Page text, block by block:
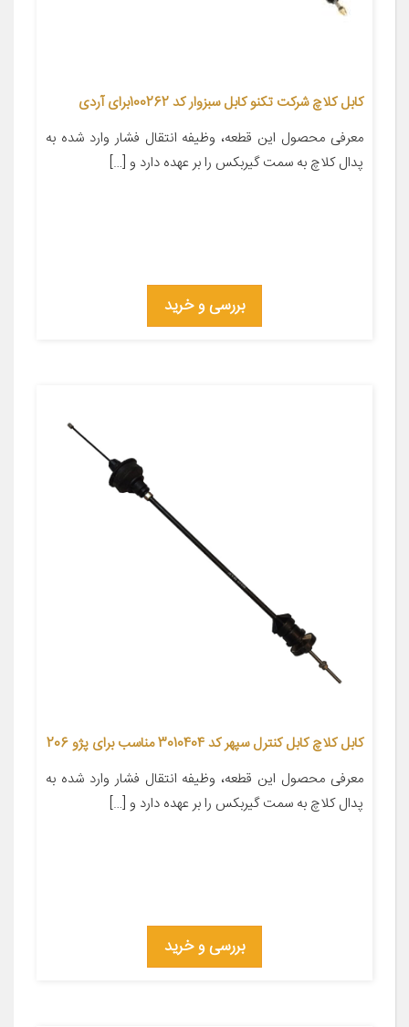
کابل کلاچ شرکت تکنو کابل سبزوار کد 100262برای آردی
معرفی محصول این قطعه، وظیفه انتقال فشار وارد شده به
پدال کلاچ به سمت گیربکس را بر عهده دارد و […]
بررسی و خرید
کابل کلاچ کابل کنترل سپهر کد 3010404 مناسب برای پژو 206
معرفی محصول این قطعه، وظیفه انتقال فشار وارد شده به
پدال کلاچ به سمت گیربکس را بر عهده دارد و […]
بررسی و خرید